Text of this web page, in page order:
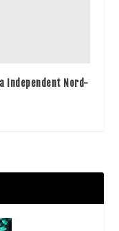
Independent Nord-